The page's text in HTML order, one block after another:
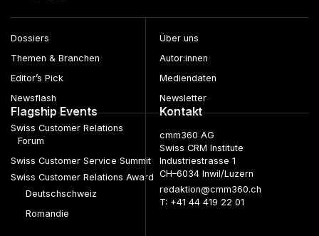
Dossiers
Themen & Branchen
Editor’s Pick
Newsflash
Über uns
Autor:innen
Mediendaten
Newsletter
Flagship Events
Swiss Customer Relations
Forum
Swiss Customer Service Summit
Swiss Customer Relations Award
Deutschschweiz
Romandie
Kontakt
cmm360 AG
Swiss CRM Institute
Industriestrasse 1
CH–6034 Inwil/Luzern
redaktion@cmm360.ch
T: +41 44 419 22 01